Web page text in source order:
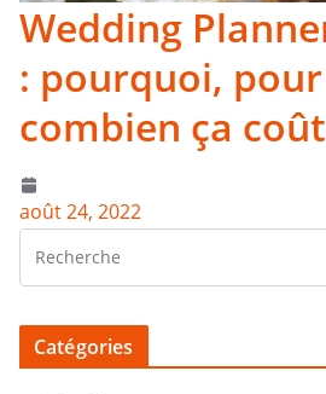
Wedding
: pourquoi,
combien ça
août 24, 2022
Catégories